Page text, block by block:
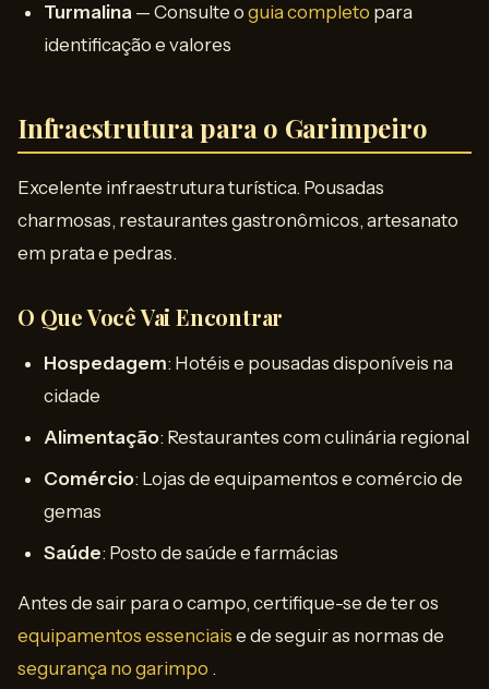
Turmalina — Consulte o guia completo para
identificação e valores
Infraestrutura para o Garimpeiro
Excelente infraestrutura turística. Pousadas
charmosas, restaurantes gastronômicos, artesanato
em prata e pedras.
O Que Você Vai Encontrar
Hospedagem: Hotéis e pousadas disponíveis na
cidade
Alimentação: Restaurantes com culinária regional
Comércio: Lojas de equipamentos e comércio de
gemas
Saúde: Posto de saúde e farmácias
Antes de sair para o campo, certifique-se de ter os
equipamentos essenciais e de seguir as normas de
segurança no garimpo .